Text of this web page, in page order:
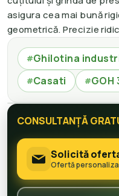
asigura cea mai bună
geometrică. Precizie
#Ghilotina
#Casati #GOH
CONSULTANȚĂ
Solicită
Ofertă